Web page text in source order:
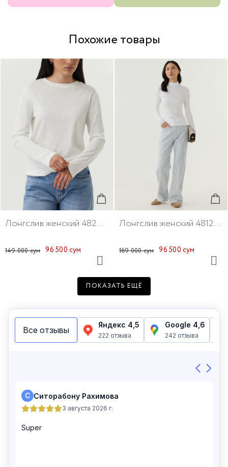
Похожие товары
Лонгслив женский 48266-4
149 000 сум 96 500 сум
Лонгслив женский 48128-4
169 000 сум 96 500 сум
ПОКАЗАТЬ ЕЩЁ